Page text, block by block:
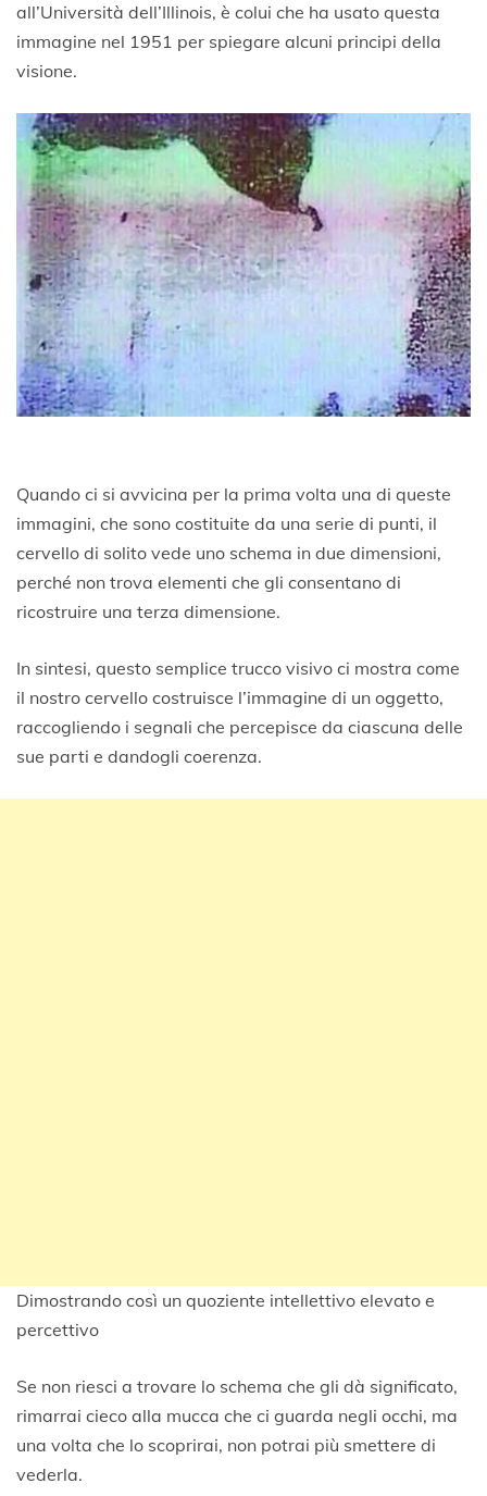
all’Università dell’Illinois, è colui che ha usato questa
immagine nel 1951 per spiegare alcuni principi della
visione.
Quando ci si avvicina per la prima volta una di queste
immagini, che sono costituite da una serie di punti, il
cervello di solito vede uno schema in due dimensioni,
perché non trova elementi che gli consentano di
ricostruire una terza dimensione.
In sintesi, questo semplice trucco visivo ci mostra come
il nostro cervello costruisce l’immagine di un oggetto,
raccogliendo i segnali che percepisce da ciascuna delle
sue parti e dandogli coerenza.
Dimostrando così un quoziente intellettivo elevato e
percettivo
Se non riesci a trovare lo schema che gli dà significato,
rimarrai cieco alla mucca che ci guarda negli occhi, ma
una volta che lo scoprirai, non potrai più smettere di
vederla.